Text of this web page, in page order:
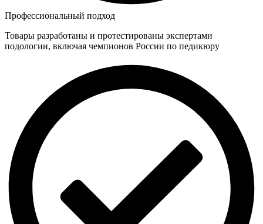
Профессиональный подход
Товары разработаны и протестированы экспертами
подологии, включая чемпионов России по педикюру